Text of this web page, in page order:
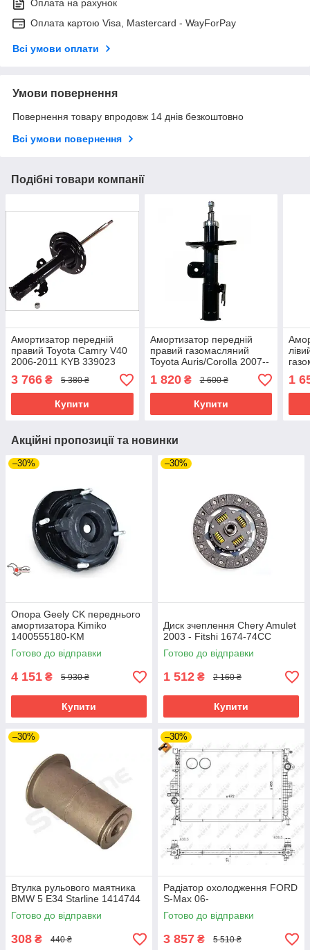
Оплата на рахунок
Оплата картою Visa, Mastercard - WayForPay
Всі умови оплати
Умови повернення
Повернення товару впродовж 14 днів безкоштовно
Всі умови повернення
Подібні товари компанії
Амортизатор передній
правий Toyota Camry V40
2006-2011 KYB 339023
3 766 ₴ 5 380 ₴
Купити
Амортизатор передній
правий газомасляний
Toyota Auris/Corolla 2007--
1 820₴ 2 600 ₴
Купити
1
Акційні пропозиції та новинки
–30%
Опора Geely CK переднього
амортизатора Kimiko
1400555180-KM
Готово до відправки
4 151 ₴ 5 930 ₴
Купити
–30%
Диск зчеплення Chery Amulet
2003 - Fitshi 1674-74CC
Готово до відправки
1 512 ₴ 2 160 ₴
Купити
–30%
Втулка рульового маятника
BMW 5 E34 Starline 1414744
Готово до відправки
308 ₴ 440 ₴
–30%
Радіатор охолодження FORD
S-Max 06-
Готово до відправки
3 857 ₴ 5 510 ₴